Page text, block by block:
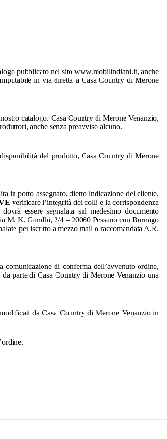
pubblicato nel sito www.mobilindiani.it, anche
in via diretta a Casa Country di Merone
catalogo. Casa Country di Merone Venanzio,
anche senza preavviso alcuno.
del prodotto, Casa Country di Merone
in porto assegnato, dietro indicazione del cliente,
verificare l’integrità dei colli e la corrispondenza
essere segnalata sul medesimo documento
M. K. Gandhi, 2/4 – 20060 Pessano con Bornago
per iscritto a mezzo mail o raccomandata A.R.
di conferma dell’avvenuto ordine,
parte di Casa Country di Merone Venanzio una
da Casa Country di Merone Venanzio in